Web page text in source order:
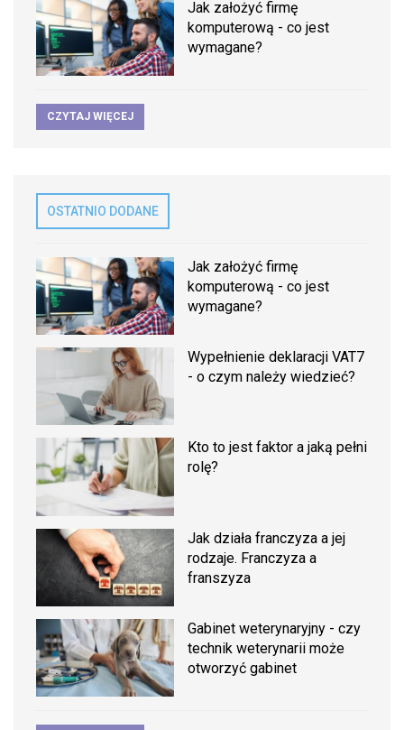
Jak założyć firmę
komputerową - co jest
wymagane?
CZYTAJ WIĘCEJ
OSTATNIO DODANE
Jak założyć firmę
komputerową - co jest
wymagane?
Wypełnienie deklaracji VAT7
- o czym należy wiedzieć?
Kto to jest faktor a jaką pełni
rolę?
Jak działa franczyza a jej
rodzaje. Franczyza a
franszyza
Gabinet weterynaryjny - czy
technik weterynarii może
otworzyć gabinet